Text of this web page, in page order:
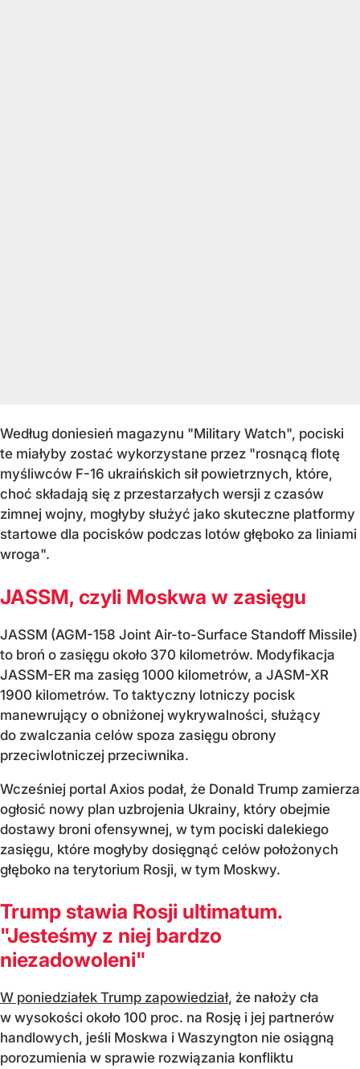
Według doniesień magazynu "Military Watch", pociski
te miałyby zostać wykorzystane przez "rosnącą flotę
myśliwców F-16 ukraińskich sił powietrznych, które,
choć składają się z przestarzałych wersji z czasów
zimnej wojny, mogłyby służyć jako skuteczne platformy
startowe dla pocisków podczas lotów głęboko za liniami
wroga".
JASSM, czyli Moskwa w zasięgu
JASSM (AGM-158 Joint Air-to-Surface Standoff Missile)
to broń o zasięgu około 370 kilometrów. Modyfikacja
JASSM-ER ma zasięg 1000 kilometrów, a JASM-XR
1900 kilometrów. To taktyczny lotniczy pocisk
manewrujący o obniżonej wykrywalności, służący
do zwalczania celów spoza zasięgu obrony
przeciwlotniczej przeciwnika.
Wcześniej portal Axios podał, że Donald Trump zamierza
ogłosić nowy plan uzbrojenia Ukrainy, który obejmie
dostawy broni ofensywnej, w tym pociski dalekiego
zasięgu, które mogłyby dosięgnąć celów położonych
głęboko na terytorium Rosji, w tym Moskwy.
Trump stawia Rosji ultimatum.
"Jesteśmy z niej bardzo
niezadowoleni"
W poniedziałek Trump zapowiedział, że nałoży cła
w wysokości około 100 proc. na Rosję i jej partnerów
handlowych, jeśli Moskwa i Waszyngton nie osiągną
porozumienia w sprawie rozwiązania konfliktu